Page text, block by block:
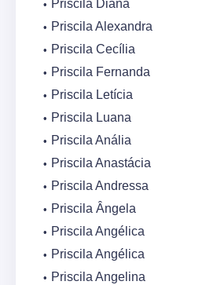
Priscila Diana
Priscila Alexandra
Priscila Cecília
Priscila Fernanda
Priscila Letícia
Priscila Luana
Priscila Anália
Priscila Anastácia
Priscila Andressa
Priscila Ângela
Priscila Angélica
Priscila Angélica
Priscila Angelina